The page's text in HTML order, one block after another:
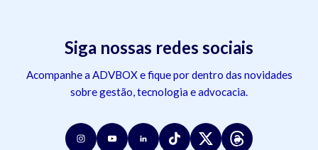
Siga nossas redes sociais
Acompanhe a ADVBOX e fique por dentro das novidades
sobre gestão, tecnologia e advocacia.